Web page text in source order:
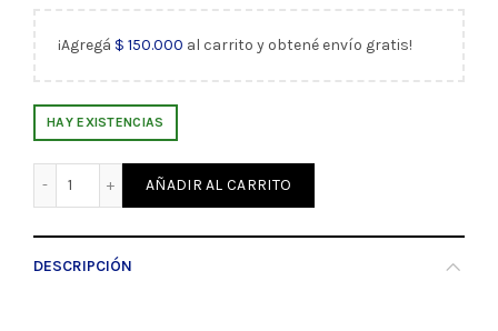
¡Agregá $ 150.000 al carrito y obtené envío gratis!
HAY EXISTENCIAS
Barniz Diluyente al agua Mate 250ML Eureka (3907)
AÑADIR AL CARRITO
DESCRIPCIÓN